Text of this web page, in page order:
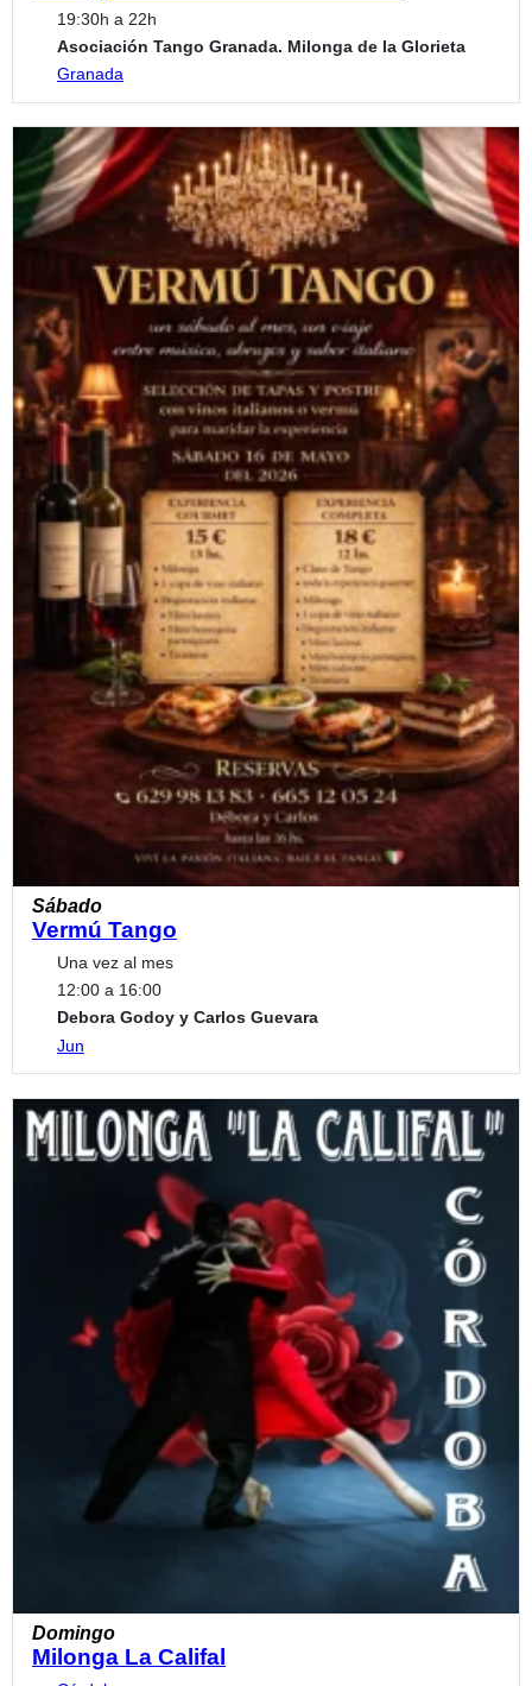
19:30h a 22h
Asociación Tango Granada. Milonga de la Glorieta
Granada
Sábado
Vermú Tango
Una vez al mes
12:00 a 16:00
Debora Godoy y Carlos Guevara
Jun
Domingo
Milonga La Califal